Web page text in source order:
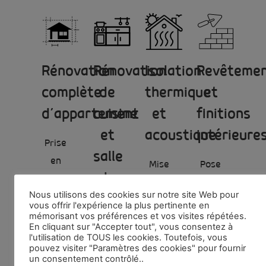
Rénovation
complète
d’appartement
Prise
en
charge
globale
du
projet
:
Rénovation
de
cuisine
et
salle
de
bains
Création
de
Isolation
thermique
et
acoustique
Mise
œuvre
de
solutions
d’isolation
et
finitions
Pose
parquets,
carrelages,
peintures
et
Nous utilisons des cookies sur notre site Web pour
vous offrir l'expérience la plus pertinente en
mémorisant vos préférences et vos visites répétées.
En cliquant sur "Accepter tout", vous consentez à
l'utilisation de TOUS les cookies. Toutefois, vous
pouvez visiter "Paramètres des cookies" pour fournir
un consentement contrôlé..